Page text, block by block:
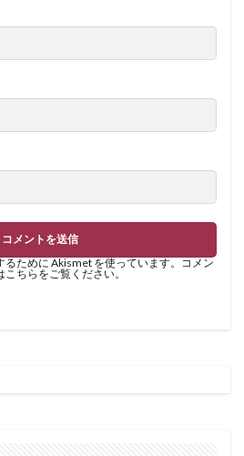
ために Akismet を使っています。 コメン
こちらをご覧ください。